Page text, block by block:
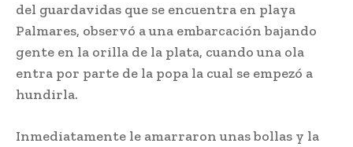
del guardavidas que se encuentra en playa
Palmares, observó a una embarcación bajando
gente en la orilla de la plata, cuando una ola
entra por parte de la popa la cual se empezó a
hundirla.
Inmediatamente le amarraron unas bollas y la